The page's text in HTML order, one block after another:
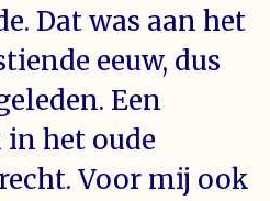
Dat was aan het
eeuw, dus
Een
het oude
Voor mij ook